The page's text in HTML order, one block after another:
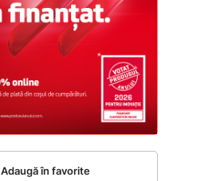
Adaugă în favorite